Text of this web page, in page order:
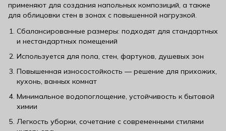
применяют для создания напольных композиций, а также
для облицовки стен в зонах с повышенной нагрузкой.
Сбалансированные размеры: подходят для стандартных
и нестандартных помещений
Используется для пола, стен, фартуков, душевых зон
Повышенная износостойкость — решение для прихожих,
кухонь, ванных комнат
Минимальное водопоглощение, устойчивость к бытовой
химии
Легкость уборки, сочетание с современными стилями